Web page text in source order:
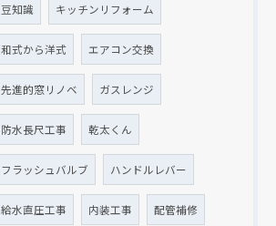
豆知識 キッチンリフォーム
和式から洋式 エアコン交換
先進的窓リノベ ガスレンジ
防水長尺工事 乾太くん
フラッシュバルブ ハンドルレバー
給水直圧工事 内装工事 配管補修